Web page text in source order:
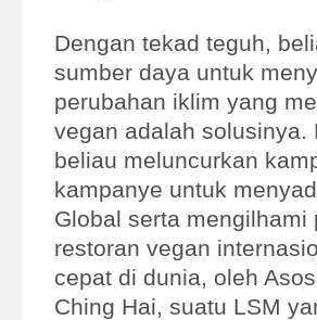
Dengan tekad teguh,
sumber daya untuk
perubahan iklim yang
vegan adalah solusinya.
beliau meluncurkan
kampanye untuk
Global serta
restoran vegan
cepat di dunia, oleh
Ching Hai, suatu LSM